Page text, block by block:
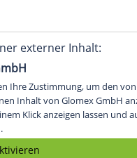
externer Inhalt:
Ihre Zustimmung, um den
Inhalt von Glomex GmbH
Klick anzeigen lassen und